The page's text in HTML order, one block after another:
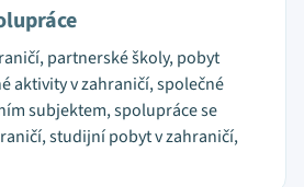
partnerské školy, pobyt
aktivity v zahraničí, společné
subjektem, spolupráce se
studijní pobyt v zahraničí,